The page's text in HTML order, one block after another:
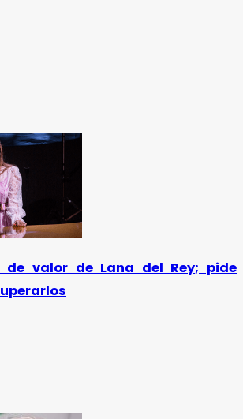
de valor de Lana del Rey; pide